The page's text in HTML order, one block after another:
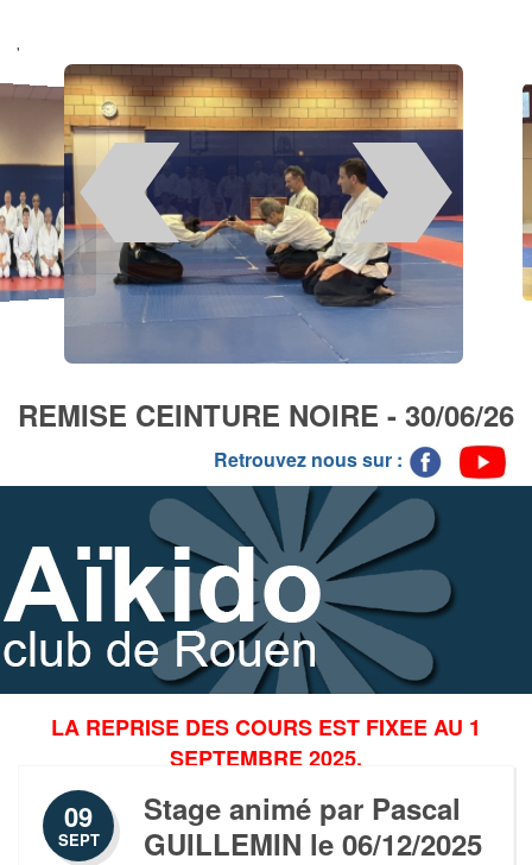
'
REMISE CEINTURE NOIRE - 30/06/26
Retrouvez nous sur :
LA REPRISE DES COURS EST FIXEE AU 1
SEPTEMBRE 2025.
LES COURS ENFANTS REPRENNENT LE
MERCREDI 3 SEPTEMBRE.
09
SEPT
Stage animé par Pascal
GUILLEMIN le 06/12/2025